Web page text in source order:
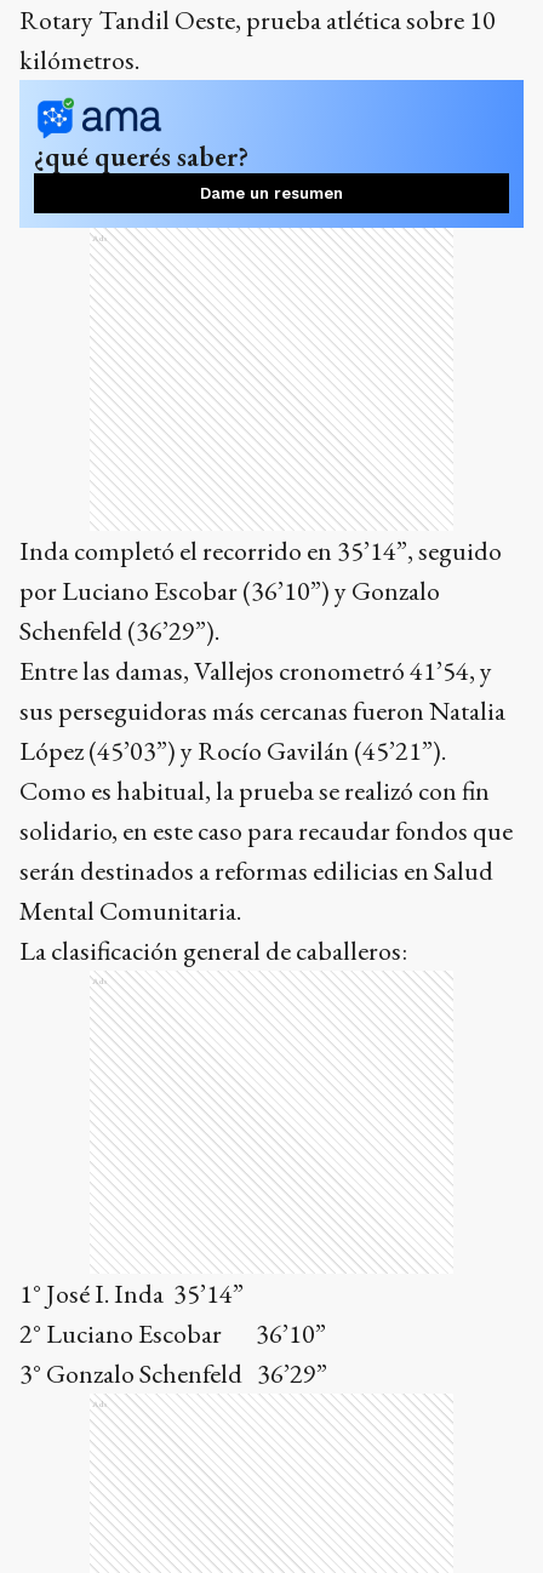
Rotary Tandil Oeste, prueba atlética sobre 10
kilómetros.
¿qué querés saber?
Dame un resumen
Ads
Inda completó el recorrido en 35’14”, seguido
por Luciano Escobar (36’10”) y Gonzalo
Schenfeld (36’29”).
Entre las damas, Vallejos cronometró 41’54, y
sus perseguidoras más cercanas fueron Natalia
López (45’03”) y Rocío Gavilán (45’21”).
Como es habitual, la prueba se realizó con fin
solidario, en este caso para recaudar fondos que
serán destinados a reformas edilicias en Salud
Mental Comunitaria.
La clasificación general de caballeros:
Ads
1° José I. Inda 35’14”
2° Luciano Escobar 36’10”
3° Gonzalo Schenfeld 36’29”
Ads